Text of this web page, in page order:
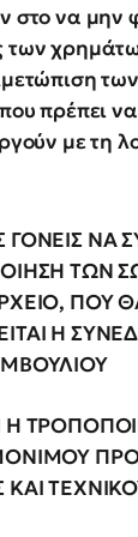
στο να μην
των
πρέπει
με τη
ΓΟΝΕΙΣ ΝΑ
ΤΩΝ
ΠΟΥ
Η